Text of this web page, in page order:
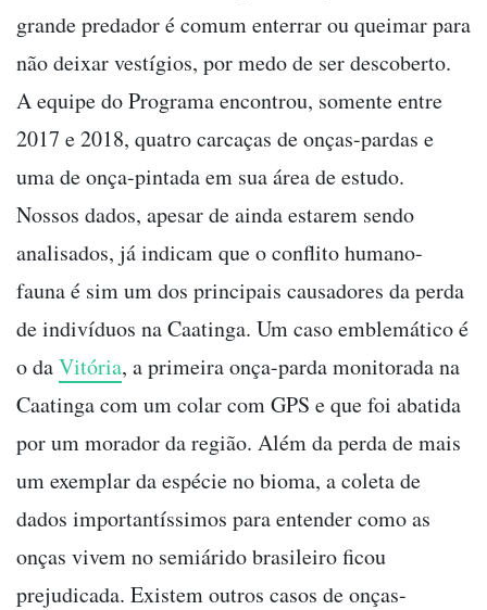
grande predador é comum enterrar ou queimar para
não deixar vestígios, por medo de ser descoberto.
A equipe do Programa encontrou, somente entre
2017 e 2018, quatro carcaças de onças-pardas e
uma de onça-pintada em sua área de estudo.
Nossos dados, apesar de ainda estarem sendo
analisados, já indicam que o conflito humano-
fauna é sim um dos principais causadores da perda
de indivíduos na Caatinga. Um caso emblemático é
o daVitória, a primeira onça-parda monitorada na
Caatinga com um colar com GPS e que foi abatida
por um morador da região. Além da perda de mais
um exemplar da espécie no bioma, a coleta de
dados importantíssimos para entender como as
onças vivem no semiárido brasileiro ficou
prejudicada. Existem outros casos de onças-